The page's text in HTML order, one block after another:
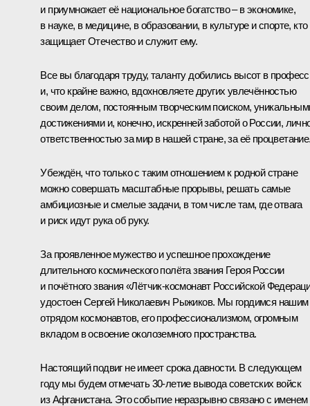
и приумножает её национальное богатство – в экономике,
в науке, в медицине, в образовании, в культуре и спорте, кто
защищает Отечество и служит ему.
Все вы благодаря труду, таланту добились высот в
и, что крайне важно, вдохновляете других увлечённостью
своим делом, постоянным творческим поиском,
достижениями и, конечно, искренней заботой о России,
ответственностью за мир в нашей стране, за её
Убеждён, что только с таким отношением к родной стране
можно совершать масштабные прорывы, решать самые
амбициозные и смелые задачи, в том числе там, где отвага
и риск идут рука об руку.
За проявленное мужество и успешное прохождение
длительного космического полёта звания Героя России
и почётного звания «Лётчик-космонавт Российской
удостоен Сергей Николаевич Рыжиков. Мы гордимся нашим
отрядом космонавтов, его профессионализмом, огромным
вкладом в освоение околоземного пространства.
Настоящий подвиг не имеет срока давности. В следующем
году мы будем отмечать 30‑летие вывода советских войск
из Афганистана. Это событие неразрывно связано с именем